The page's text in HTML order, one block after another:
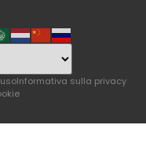
Informativa sulla privacy